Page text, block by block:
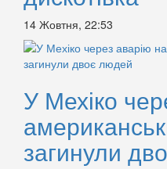
14 Жовтня, 22:53
У Мехіко
загинули